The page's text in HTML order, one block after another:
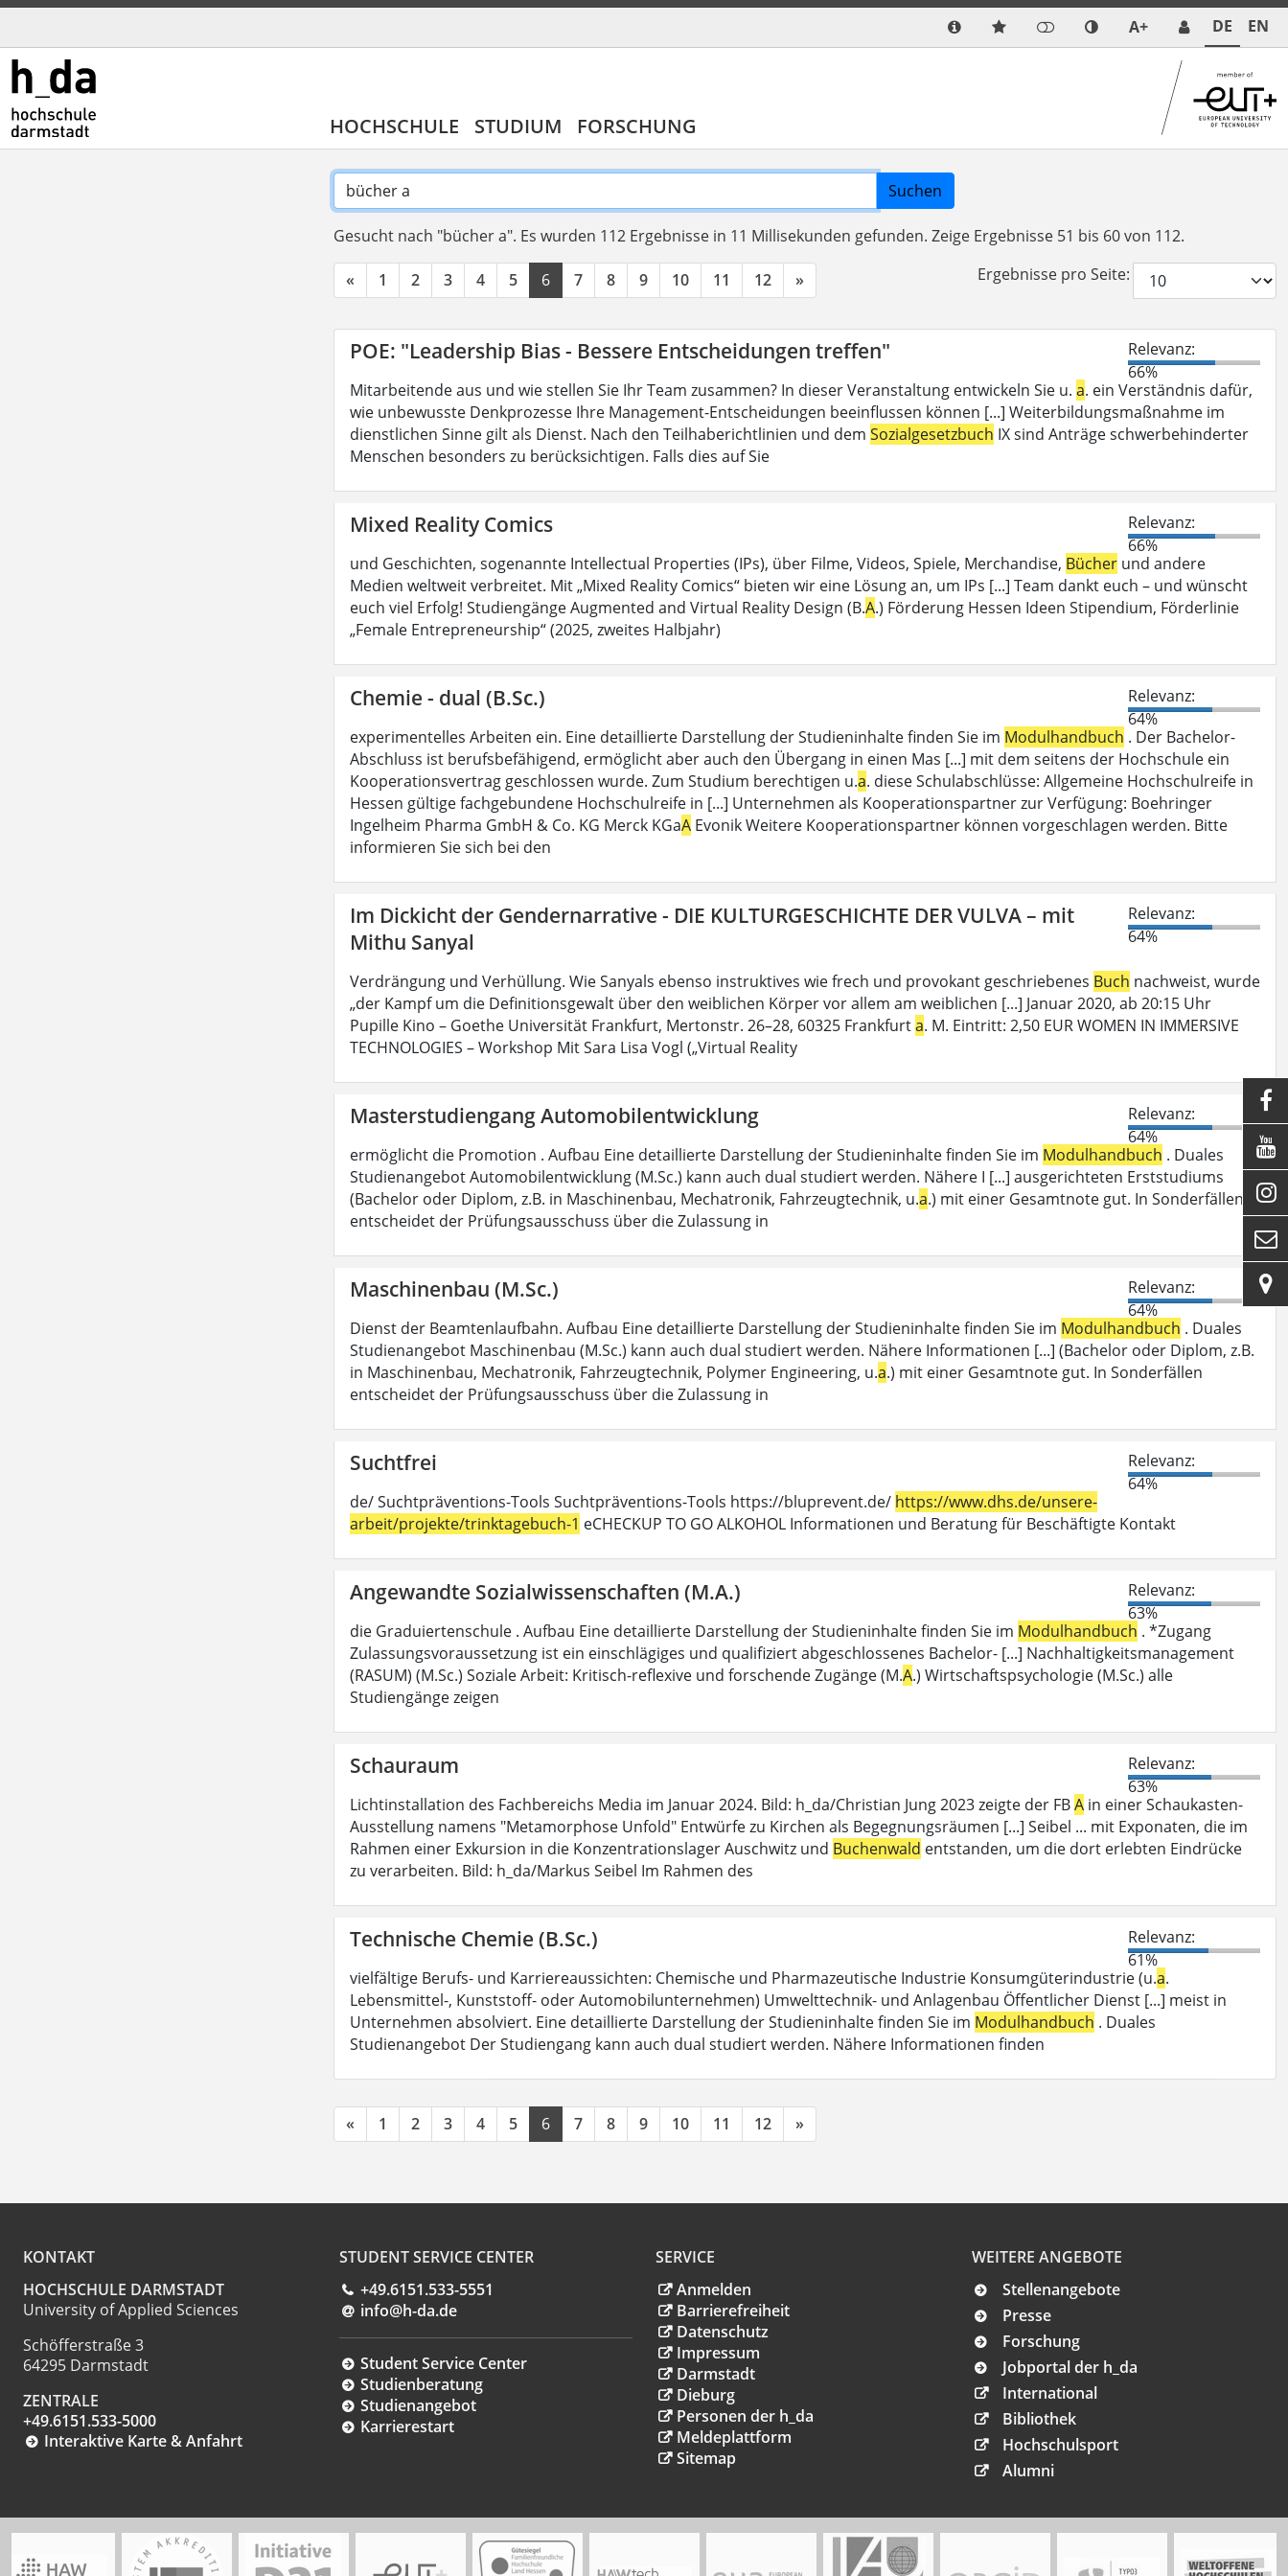
A+ DE EN
HOCHSCHULE STUDIUM FORSCHUNG
Suchen
Gesucht nach "bücher a". Es wurden 112 Ergebnisse in 11 Millisekunden gefunden. Zeige Ergebnisse 51 bis 60 von 112.
« 1 2 3 4 5 6 7 8 9 10 11 12 » Ergebnisse pro Seite:
POE: "Leadership Bias - Bessere Entscheidungen treffen"
Relevanz:
66%
Mitarbeitende aus und wie stellen Sie Ihr Team zusammen? In dieser Veranstaltung entwickeln Sie u. a. ein Verständnis dafür,
wie unbewusste Denkprozesse Ihre Management-Entscheidungen beeinflussen können [...] Weiterbildungsmaßnahme im
dienstlichen Sinne gilt als Dienst. Nach den Teilhaberichtlinien und dem Sozialgesetzbuch IX sind Anträge schwerbehinderter
Menschen besonders zu berücksichtigen. Falls dies auf Sie
Mixed Reality Comics
Relevanz:
66%
und Geschichten, sogenannte Intellectual Properties (IPs), über Filme, Videos, Spiele, Merchandise, Bücher und andere
Medien weltweit verbreitet. Mit „Mixed Reality Comics“ bieten wir eine Lösung an, um IPs [...] Team dankt euch – und wünscht
euch viel Erfolg! Studiengänge Augmented and Virtual Reality Design (B.A.) Förderung Hessen Ideen Stipendium, Förderlinie
„Female Entrepreneurship“ (2025, zweites Halbjahr)
Chemie - dual (B.Sc.)
Relevanz:
64%
experimentelles Arbeiten ein. Eine detaillierte Darstellung der Studieninhalte finden Sie im Modulhandbuch . Der Bachelor-
Abschluss ist berufsbefähigend, ermöglicht aber auch den Übergang in einen Mas [...] mit dem seitens der Hochschule ein
Kooperationsvertrag geschlossen wurde. Zum Studium berechtigen u.a. diese Schulabschlüsse: Allgemeine Hochschulreife in
Hessen gültige fachgebundene Hochschulreife in [...] Unternehmen als Kooperationspartner zur Verfügung: Boehringer
Ingelheim Pharma GmbH & Co. KG Merck KGaA Evonik Weitere Kooperationspartner können vorgeschlagen werden. Bitte
informieren Sie sich bei den
Im Dickicht der Gendernarrative - DIE KULTURGESCHICHTE DER VULVA – mit
Mithu Sanyal
Relevanz:
64%
Verdrängung und Verhüllung. Wie Sanyals ebenso instruktives wie frech und provokant geschriebenes Buch nachweist, wurde
„der Kampf um die Definitionsgewalt über den weiblichen Körper vor allem am weiblichen [...] Januar 2020, ab 20:15 Uhr
Pupille Kino – Goethe Universität Frankfurt, Mertonstr. 26–28, 60325 Frankfurta. M. Eintritt: 2,50 EUR WOMEN IN IMMERSIVE
TECHNOLOGIES – Workshop Mit Sara Lisa Vogl („Virtual Reality
Masterstudiengang Automobilentwicklung
Relevanz:
64%
ermöglicht die Promotion . Aufbau Eine detaillierte Darstellung der Studieninhalte finden Sie im Modulhandbuch . Duales
Studienangebot Automobilentwicklung (M.Sc.) kann auch dual studiert werden. Nähere I [...] ausgerichteten Erststudiums
(Bachelor oder Diplom, z.B. in Maschinenbau, Mechatronik, Fahrzeugtechnik, u.a.) mit einer Gesamtnote gut. In Sonderfällen
entscheidet der Prüfungsausschuss über die Zulassung in
Maschinenbau (M.Sc.)
Relevanz:
64%
Dienst der Beamtenlaufbahn. Aufbau Eine detaillierte Darstellung der Studieninhalte finden Sie im Modulhandbuch . Duales
Studienangebot Maschinenbau (M.Sc.) kann auch dual studiert werden. Nähere Informationen [...] (Bachelor oder Diplom, z.B.
in Maschinenbau, Mechatronik, Fahrzeugtechnik, Polymer Engineering, u.a.) mit einer Gesamtnote gut. In Sonderfällen
entscheidet der Prüfungsausschuss über die Zulassung in
Suchtfrei
Relevanz:
64%
de/ Suchtpräventions-Tools Suchtpräventions-Tools https://bluprevent.de/ https://www.dhs.de/unsere-
arbeit/projekte/trinktagebuch-1 eCHECKUP TO GO ALKOHOL Informationen und Beratung für Beschäftigte Kontakt
Angewandte Sozialwissenschaften (M.A.)
Relevanz:
63%
die Graduiertenschule . Aufbau Eine detaillierte Darstellung der Studieninhalte finden Sie im Modulhandbuch . *Zugang
Zulassungsvoraussetzung ist ein einschlägiges und qualifiziert abgeschlossenes Bachelor- [...] Nachhaltigkeitsmanagement
(RASUM) (M.Sc.) Soziale Arbeit: Kritisch-reflexive und forschende Zugänge (M.A.) Wirtschaftspsychologie (M.Sc.) alle
Studiengänge zeigen
Schauraum
Relevanz:
63%
Lichtinstallation des Fachbereichs Media im Januar 2024. Bild: h_da/Christian Jung 2023 zeigte der FBA in einer Schaukasten-
Ausstellung namens "Metamorphose Unfold" Entwürfe zu Kirchen als Begegnungsräumen [...] Seibel ... mit Exponaten, die im
Rahmen einer Exkursion in die Konzentrationslager Auschwitz und Buchenwald entstanden, um die dort erlebten Eindrücke
zu verarbeiten. Bild: h_da/Markus Seibel Im Rahmen des
Technische Chemie (B.Sc.)
Relevanz:
61%
vielfältige Berufs- und Karriereaussichten: Chemische und Pharmazeutische Industrie Konsumgüterindustrie (u.a.
Lebensmittel-, Kunststoff- oder Automobilunternehmen) Umwelttechnik- und Anlagenbau Öffentlicher Dienst [...] meist in
Unternehmen absolviert. Eine detaillierte Darstellung der Studieninhalte finden Sie im Modulhandbuch . Duales
Studienangebot Der Studiengang kann auch dual studiert werden. Nähere Informationen finden
« 1 2 3 4 5 6 7 8 9 10 11 12 »
KONTAKT
HOCHSCHULE DARMSTADT
University of Applied Sciences
Schöfferstraße 3
64295 Darmstadt
ZENTRALE
+49.6151.533-5000
Interaktive Karte & Anfahrt
STUDENT SERVICE CENTER
+49.6151.533-5551
info@h-da.de
Student Service Center
Studienberatung
Studienangebot
Karrierestart
SERVICE
Anmelden
Barrierefreiheit
Datenschutz
Impressum
Darmstadt
Dieburg
Personen der h_da
Meldeplattform
Sitemap
WEITERE ANGEBOTE
Stellenangebote
Presse
Forschung
Jobportal der h_da
International
Bibliothek
Hochschulsport
Alumni




